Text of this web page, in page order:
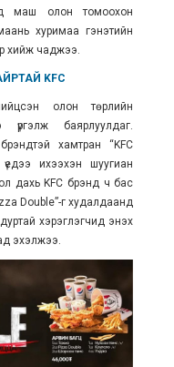
маш олон томоохон
хуримаа гэнэтийн
хийж чаджээ.
KFC
олон төрлийн
үргэлж баярлуулдаг.
хамтран “KFC
ихээхэн шуугиан
дахь KFC брэнд ч бас
Double”-г худалдаанд
хэрэглэгчид энэхүү
эхэлжээ.